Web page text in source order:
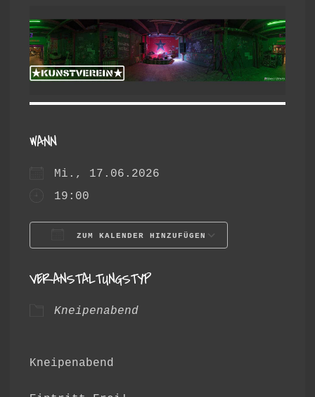
WANN
Mi., 17.06.2026
19:00
ZUM KALENDER HINZUFÜGEN
VERANSTALTUNGSTYP
Kneipenabend
Kneipenabend